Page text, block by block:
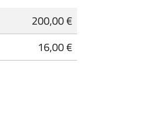
200,00 €
16,00 €